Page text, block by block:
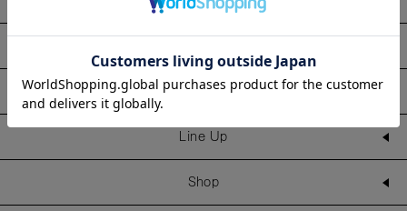
Information
Line Up
Shop